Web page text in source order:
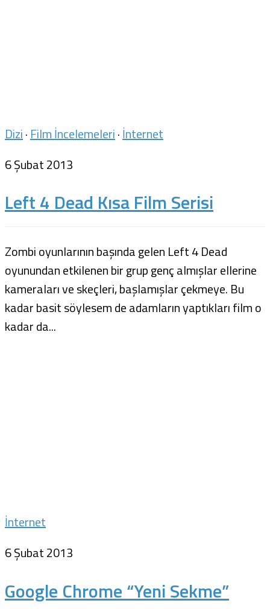
Dizi· Film İncelemeleri·İnternet
6 Şubat 2013
Left 4 Dead Kısa Film Serisi
Zombi oyunlarının başında gelen Left 4 Dead
oyunundan etkilenen bir grup genç almışlar ellerine
kameraları ve skeçleri, başlamışlar çekmeye. Bu
kadar basit söylesem de adamların yaptıkları film o
kadar da...
İnternet
6 Şubat 2013
Google Chrome “Yeni Sekme”